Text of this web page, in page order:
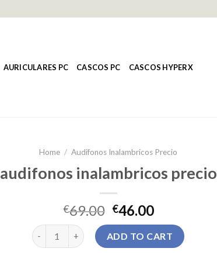
AURICULARES PC CASCOS PC CASCOS HYPERX
Home / Audifonos Inalambricos Precio
audifonos inalambricos precio
€69.00 €46.00
audifonos inalambricos precio quantity
ADD TO CART